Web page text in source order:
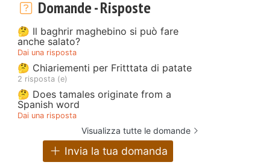
Domande - Risposte
🤔 Il baghrir maghebino si può fare
anche salato?
Dai una risposta
🤔 Chiariementi per Fritttata di patate
2 risposta (e)
🤔 Does tamales originate from a
Spanish word
Dai una risposta
Visualizza tutte le domande
Invia la tua domanda